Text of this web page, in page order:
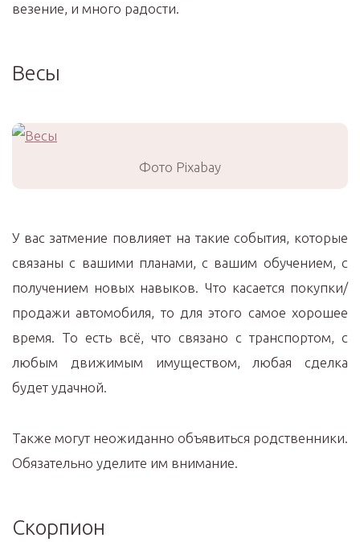
везение, и много радости.
Весы
Фото Pixabay
У вас затмение повлияет на такие события, которые
связаны с вашими планами, с вашим обучением, с
получением новых навыков. Что касается покупки/
продажи автомобиля, то для этого самое хорошее
время. То есть всё, что связано с транспортом, с
любым движимым имуществом, любая сделка
будет удачной.
Также могут неожиданно объявиться родственники.
Обязательно уделите им внимание.
Скорпион